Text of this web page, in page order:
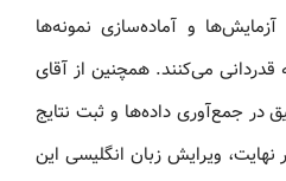
و آماده‌سازی نمونه‌ها
می‌کنند. همچنین از آقای
در جمع‌آوری داده‌ها و ثبت نتایج
ویرایش زبان انگلیسی این